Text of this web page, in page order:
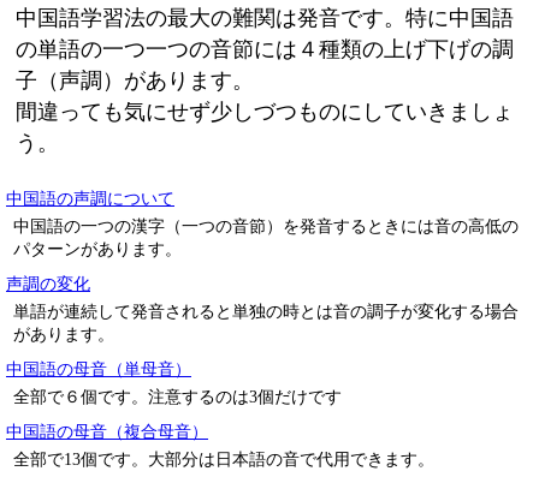
中国語学習法の最大の難関は発音です。特に中国語
の単語の一つ一つの音節には４種類の上げ下げの調
子（声調）があります。
間違っても気にせず少しづつものにしていきましょ
う。
中国語の声調について
中国語の一つの漢字（一つの音節）を発音するときには音の高低の
パターンがあります。
声調の変化
単語が連続して発音されると単独の時とは音の調子が変化する場合
があります。
中国語の母音（単母音）
全部で６個です。注意するのは3個だけです
中国語の母音（複合母音）
全部で13個です。大部分は日本語の音で代用できます。